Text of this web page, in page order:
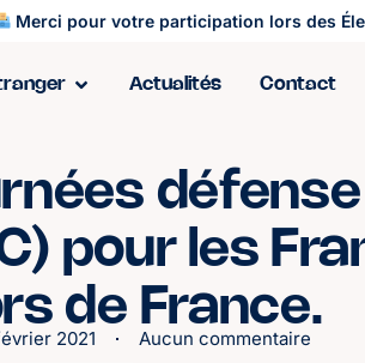
Merci pour votre participation lors des
Actualités Contact
pour les
de France.
2021 Aucun commentaire